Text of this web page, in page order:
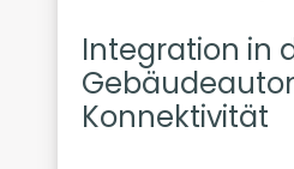
Integration in
Konnektivität